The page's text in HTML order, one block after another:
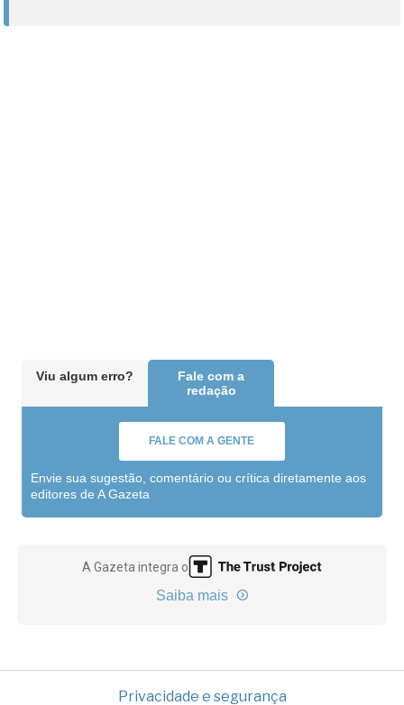
Viu algum erro?
Fale com a
redação
FALE COM A GENTE
Envie sua sugestão, comentário ou crítica diretamente aos
editores de A Gazeta
A Gazeta integra o
Saiba mais
Privacidade e segurança